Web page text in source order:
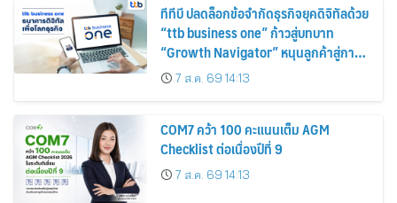
ทีทีบี ปลดล็อกข้อจำกัดธุรกิจยุคดิจิทัลด้วย
“ttb business one” ก้าวสู่บทบาท
“Growth Navigator” หนุนลูกค้าสู่การ
เติบโตอย่างแท้จริง
7 ส.ค. 69 14:13
COM7 คว้า 100 คะแนนเต็ม AGM
Checklist ต่อเนื่องปีที่ 9
7 ส.ค. 69 14:13